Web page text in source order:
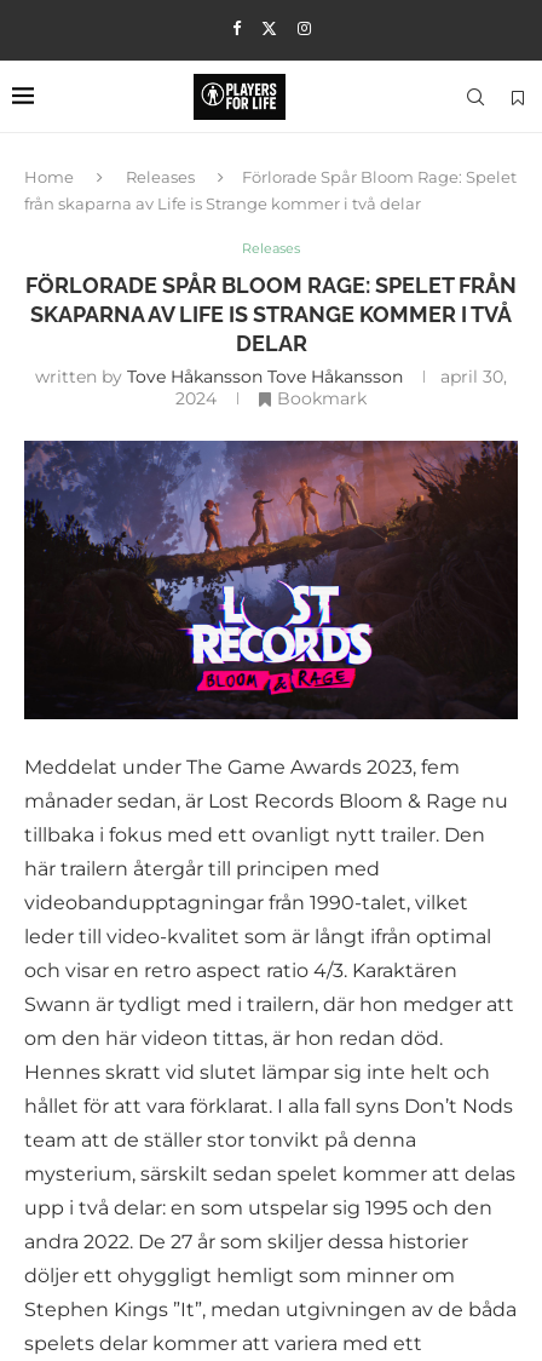
Home Releases
Förlorade Spår Bloom Rage: Spelet
från skaparna av Life is Strange kommer i två delar
Releases
FÖRLORADE SPÅR BLOOM RAGE: SPELET FRÅN
SKAPARNA AV LIFE IS STRANGE KOMMER I TVÅ
DELAR
written by Tove Håkansson Tove Håkansson
april 30,
2024
Bookmark
Meddelat under The Game Awards 2023, fem
månader sedan, är Lost Records Bloom & Rage nu
tillbaka i fokus med ett ovanligt nytt trailer. Den
här trailern återgår till principen med
videobandupptagningar från 1990-talet, vilket
leder till video-kvalitet som är långt ifrån optimal
och visar en retro aspect ratio 4/3. Karaktären
Swann är tydligt med i trailern, där hon medger att
om den här videon tittas, är hon redan död.
Hennes skratt vid slutet lämpar sig inte helt och
hållet för att vara förklarat. I alla fall syns Don’t Nods
team att de ställer stor tonvikt på denna
mysterium, särskilt sedan spelet kommer att delas
upp i två delar: en som utspelar sig 1995 och den
andra 2022. De 27 år som skiljer dessa historier
döljer ett ohyggligt hemligt som minner om
Stephen Kings ”It”, medan utgivningen av de båda
spelets delar kommer att variera med ett